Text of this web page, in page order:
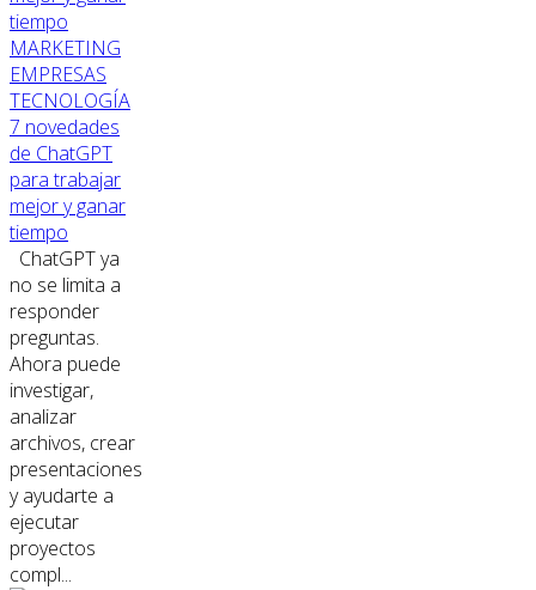
MARKETING
EMPRESAS
TECNOLOGÍA
7 novedades
de ChatGPT
para trabajar
mejor y ganar
tiempo
ChatGPT ya
no se limita a
responder
preguntas.
Ahora puede
investigar,
analizar
archivos, crear
presentaciones
y ayudarte a
ejecutar
proyectos
compl...